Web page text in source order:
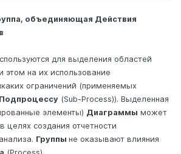
объединяющая Действия
для выделения областей
этом на их использование
ограничений (применяемых
Подпроцессу (Sub-Process)). Выделенная
элементы) Диаграммы может
целях создания отчетности
Группы не оказывают влияния
(Process).